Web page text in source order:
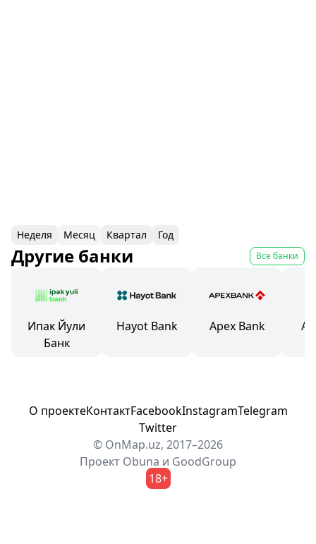
Неделя Месяц Квартал Год
Другие банки Все банки
Ипак Йули
Банк
Hayot Bank Apex Bank
О проектеКонтактFacebookInstagramTelegram
Twitter
© OnMap.uz, 2017–2026
Проект Obuna и GoodGroup
18+